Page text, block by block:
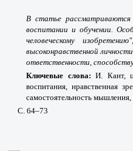
В статье
воспитании и обучении.
человеческому
высоконравственной
ответственности,
Ключевые слова: И. Кант,
воспитания, нравственная
самостоятельность
С. 64–73